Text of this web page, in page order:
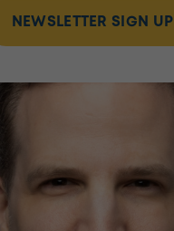
NEWSLETTER SIGN UP